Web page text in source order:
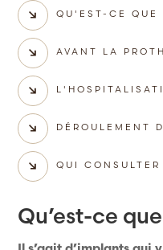
QU'EST-CE QUE
AVANT LA
DÉROULEMENT
QUI CONSULTER
Qu’est-ce